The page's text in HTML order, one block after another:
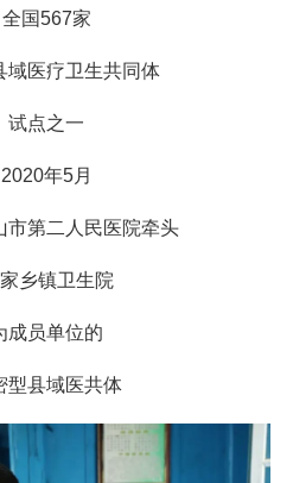
567家
医疗卫生共同体
点之一
年5月
第二人民医院牵头
镇卫生院
员单位的
县域医共体